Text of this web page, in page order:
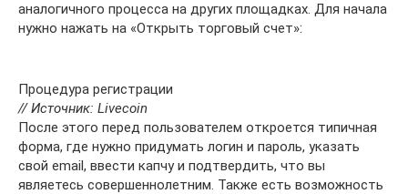
аналогичного процесса на других площадках. Для начала
нужно нажать на «Открыть торговый счет»:
Процедура регистрации
// Источник: Livecoin
После этого перед пользователем откроется типичная
форма, где нужно придумать логин и пароль, указать
свой email, ввести капчу и подтвердить, что вы
являетесь совершеннолетним. Также есть возможность